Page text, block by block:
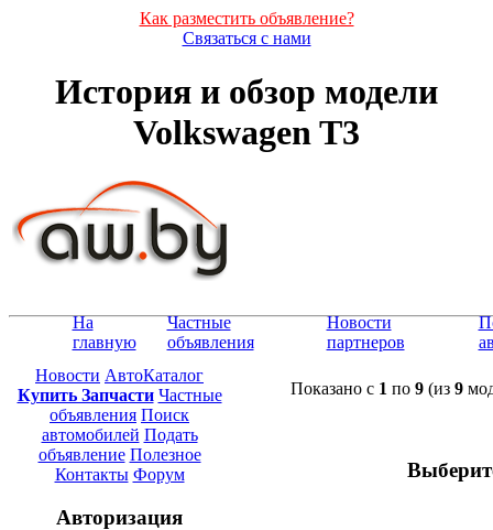
Как разместить объявление?
Связаться с нами
История и обзор модели
Volkswagen T3
На
главную
Частные
объявления
Новости
партнеров
Новости АвтоКаталог
Купить Запчасти Частные
объявления Поиск
автомобилей Подать
объявление Полезное
Контакты Форум
Авторизация
Показано с 1 по 9(из 9